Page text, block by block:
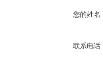
您的姓名
联系电话